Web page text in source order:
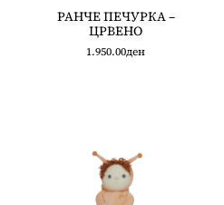
РАНЧЕ ПЕЧУРКА –
ЦРВЕНО
1.950.00ден